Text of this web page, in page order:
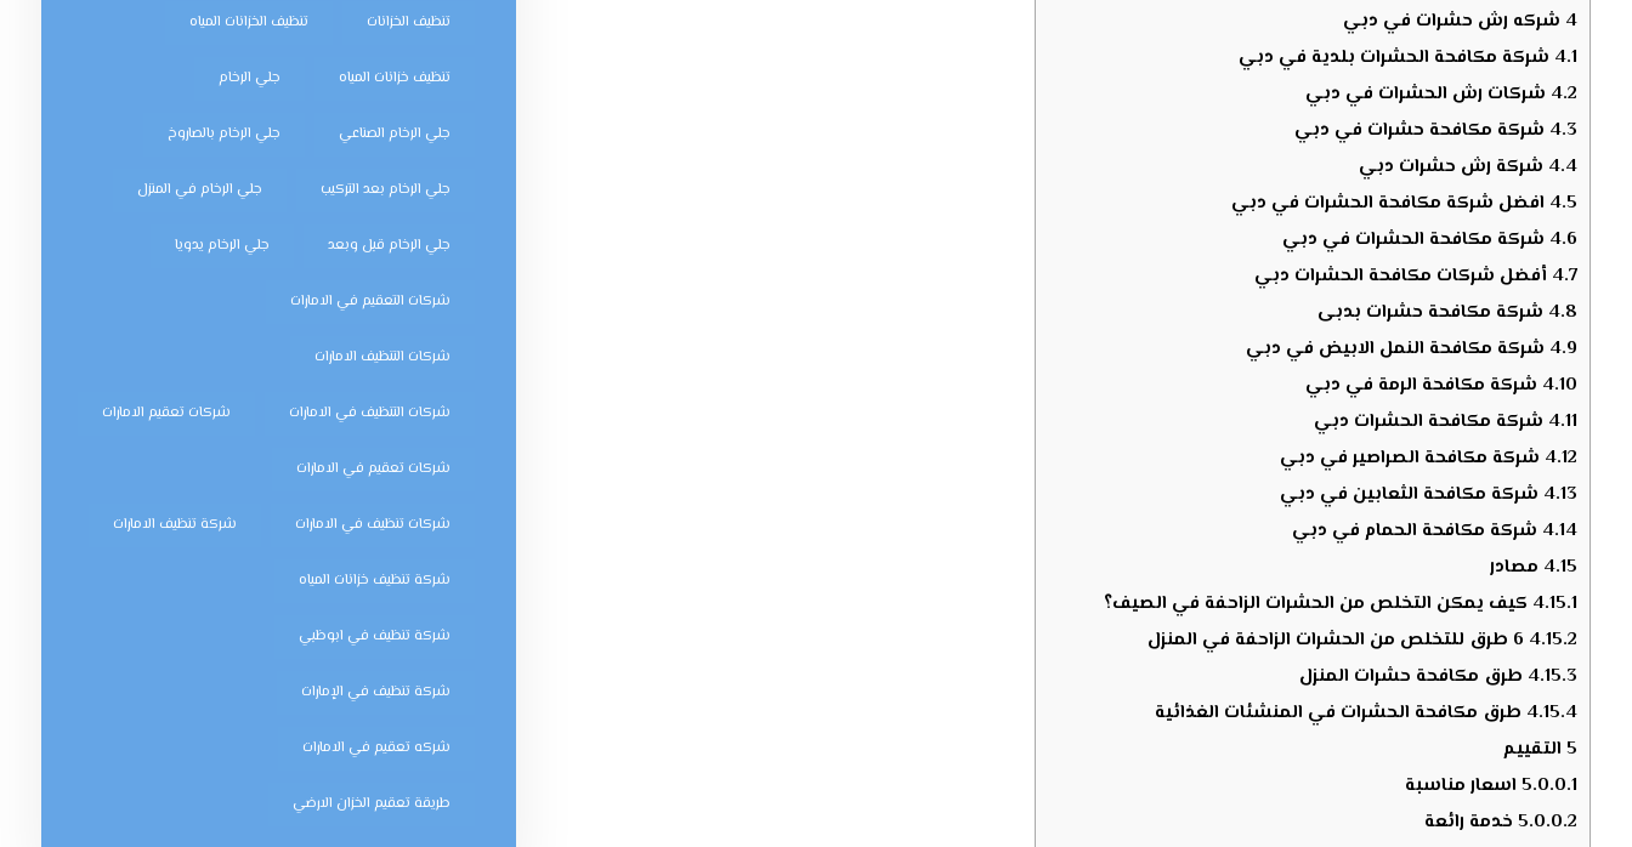
4 شركه رش حشرات في دبي
4.1 شركة مكافحة الحشرات بلدية في دبي
4.2 شركات رش الحشرات في دبي
4.3 شركة مكافحة حشرات في دبي
4.4 شركة رش حشرات دبي
4.5 افضل شركة مكافحة الحشرات في دبي
4.6 شركة مكافحة الحشرات في دبي
4.7 أفضل شركات مكافحة الحشرات دبي
4.8 شركة مكافحة حشرات بدبى
4.9 شركة مكافحة النمل الابيض في دبي
4.10 شركة مكافحة الرمة في دبي
4.11 شركة مكافحة الحشرات دبي
4.12 شركة مكافحة الصراصير في دبي
4.13 شركة مكافحة الثعابين في دبي
4.14 شركة مكافحة الحمام في دبي
4.15 مصادر
4.15.1 كيف يمكن التخلص من الحشرات الزاحفة في الصيف؟
4.15.2
4.15.3 طرق مكافحة حشرات المنزل
4.15.4 طرق مكافحة الحشرات في المنشئات الغذائية
5التقييم
5.0.0.1اسعار مناسبة
5.0.0.2خدمة رائعة
تنظيف الخزانات تنظيف الخزانات المياه
تنظيف خزانات المياه جلي الرخام
جلي الرخام الصناعي جلي الرخام بالصاروخ
جلي الرخام بعد التركيب جلي الرخام في المنزل
جلي الرخام قبل وبعد جلي الرخام يدويا
شركات التعقيم في الامارات
شركات التنظيف الامارات
شركات التنظيف في الامارات شركات تعقيم الامارات
شركات تعقيم في الامارات
شركات تنظيف في الامارات شركة تنظيف الامارات
شركة تنظيف خزانات المياه
شركة تنظيف في ابوظبي
شركة تنظيف في الإمارات
شركه تعقيم في الامارات
طريقة تعقيم الخزان الارضي